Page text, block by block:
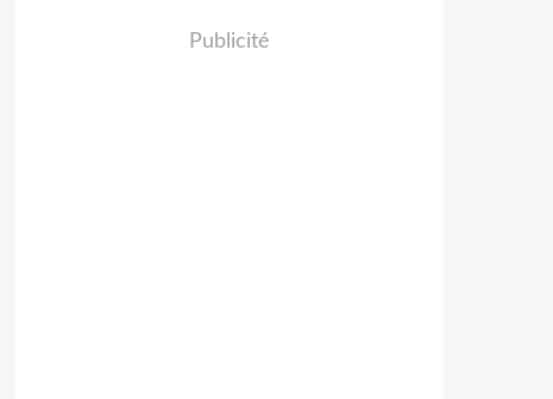
Publicité